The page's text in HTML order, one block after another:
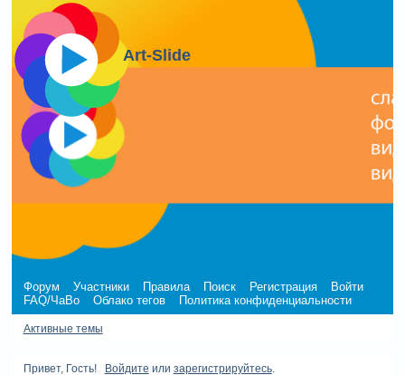
Art-Slide
Форум Участники Правила Поиск Регистрация
Войти
FAQ/ЧаВо
Облако тегов Политика конфиденциальности
Активные темы
Привет, Гость! Войдите или зарегистрируйтесь.